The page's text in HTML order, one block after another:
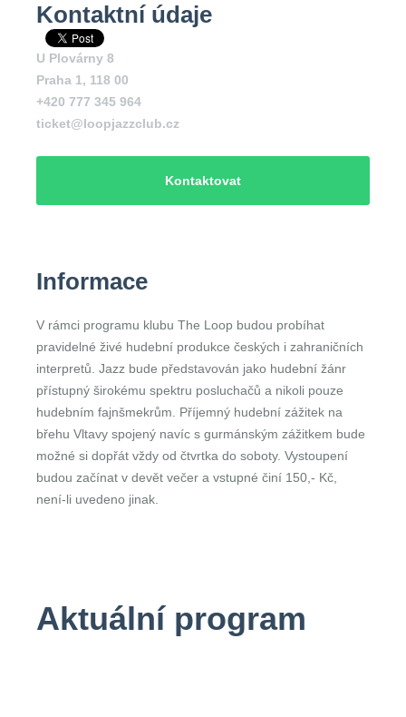
Kontaktní údaje
U Plovárny 8
Praha 1, 118 00
+420 777 345 964
ticket@loopjazzclub.cz
Kontaktovat
Informace
V rámci programu klubu The Loop budou probíhat
pravidelné živé hudební produkce českých i zahraničních
interpretů. Jazz bude představován jako hudební žánr
přístupný širokému spektru posluchačů a nikoli pouze
hudebním fajnšmekrům. Příjemný hudební zážitek na
břehu Vltavy spojený navíc s gurmánským zážitkem bude
možné si dopřát vždy od čtvrtka do soboty. Vystoupení
budou začínat v devět večer a vstupné činí 150,- Kč,
není-li uvedeno jinak.
Aktuální program